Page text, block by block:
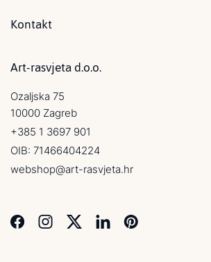
Kontakt
Art-rasvjeta d.o.o.
Ozaljska 75
10000 Zagreb
+385 1 3697 901
OIB: 71466404224
webshop@art-rasvjeta.hr